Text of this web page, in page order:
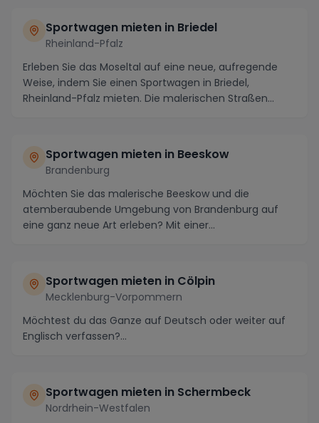
Sportwagen mieten in Briedel
Rheinland-Pfalz
Erleben Sie das Moseltal auf eine neue, aufregende
Weise, indem Sie einen Sportwagen in Briedel,
Rheinland-Pfalz mieten. Die malerischen Straßen
Sportwagen mieten in Beeskow
Brandenburg
Möchten Sie das malerische Beeskow und die
atemberaubende Umgebung von Brandenburg auf
eine ganz neue Art erleben? Mit einer
Sportwagen mieten in Cölpin
Mecklenburg-Vorpommern
Möchtest du das Ganze auf Deutsch oder weiter auf
Englisch verfassen?...
Sportwagen mieten in Schermbeck
Nordrhein-Westfalen